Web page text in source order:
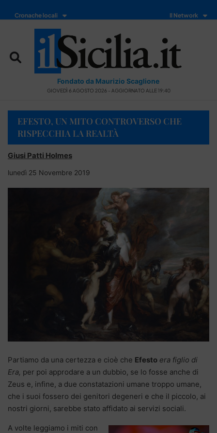
Cronache locali Il Network
Fondato da Maurizio Scaglione
GIOVEDÌ 6 AGOSTO 2026 - AGGIORNATO ALLE 19:40
EFESTO, UN MITO CONTROVERSO CHE
RISPECCHIA LA REALTÀ
Giusi Patti Holmes
lunedì 25 Novembre 2019
Partiamo da una certezza e cioè che Efesto era figlio di
Era, per poi approdare a un dubbio, se lo fosse anche di
Zeus e, infine, a due constatazioni umane troppo umane,
che i suoi fossero dei genitori degeneri e che il piccolo, ai
nostri giorni, sarebbe stato affidato ai servizi sociali.
A volte leggiamo i miti con